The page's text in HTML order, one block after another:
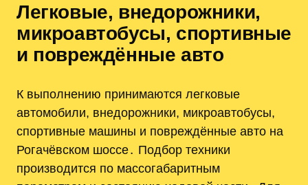
Легковые, внедорожники,
микроавтобусы, спортивные
и повреждённые авто
К выполнению принимаются легковые
автомобили, внедорожники, микроавтобусы,
спортивные машины и повреждённые авто на
Рогачёвском шоссе․ Подбор техники
производится по массогабаритным